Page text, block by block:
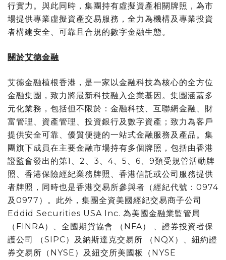
行實力。與此同時，集團持有虛擬資產相關牌照，為市
場提供專業虛擬資產交易服務，全力為機構及專業投資
者構建安全、可靠且合規的數字金融生態。
關於艾德金融
艾德金融植根香港，是一家以金融科技為核心的全方位
金融集團，致力將最新科技融入企業基因。集團涵蓋多
元化業務，包括但不限於：金融科技、互聯網金融、財
富管理、資產管理、投資銀行及數字資產；致力為客戶
提供安全可靠、優質便捷的一站式金融服務及產品。集
團旗下成員在主要金融市場持有多個牌照，包括由香港
證監會發出的第1、2、3、4、5、6、9類受規管活動牌
照、香港保險經紀業務牌照、香港信託或公司服務提供
者牌照，同時也是香港交易所參與者（經紀代號：0974
及0977）。此外，集團全資美國經紀交易商子公司
Eddid Securities USA Inc. 為美國金融業監管局
（FINRA）、全國期貨協會 （NFA） 、證券投資者保
護公司 （SIPC）及納斯達克交易所 （NQX）、紐約證
券交易所（NYSE）及紐交所美國板（NYSE